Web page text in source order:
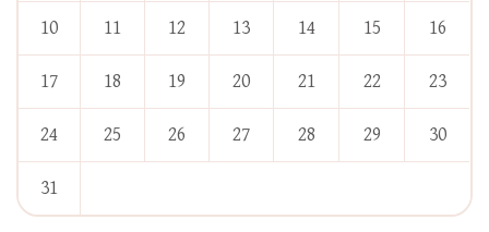
10 11 12 13 14 15 16
17 18 19 20 21 22 23
24 25 26 27 28 29 30
31